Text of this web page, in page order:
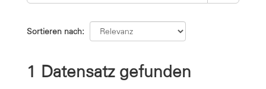
Sortieren nach
1 Datensatz gefunden